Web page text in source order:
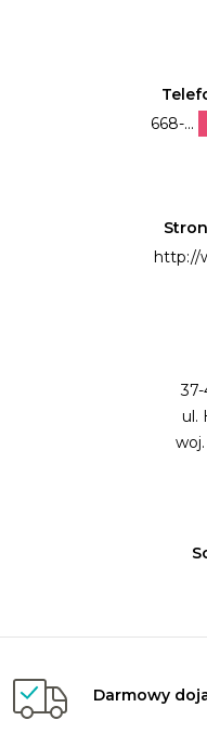
668-...
http://
ul.
Darmowy